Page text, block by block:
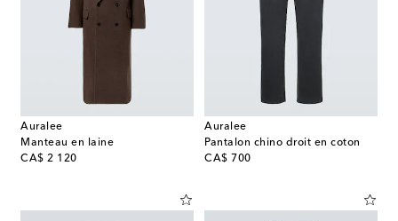
Auralee
Manteau en laine
CA$ 2 120
original price
Auralee
Pantalon chino droit en coton
CA$ 700
original price